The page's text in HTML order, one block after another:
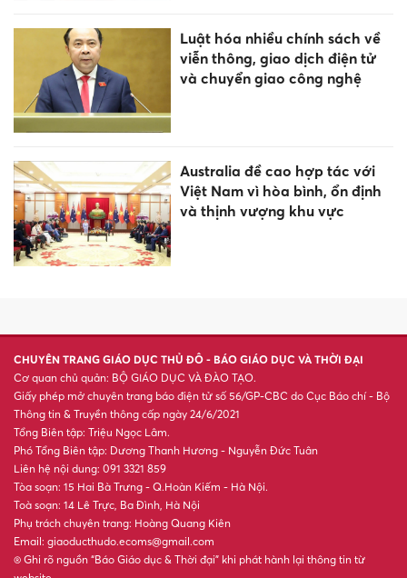
Luật hóa nhiều chính sách về
viễn thông, giao dịch điện tử
và chuyển giao công nghệ
Australia đề cao hợp tác với
Việt Nam vì hòa bình, ổn định
và thịnh vượng khu vực
CHUYÊN TRANG GIÁO DỤC THỦ ĐÔ - BÁO GIÁO DỤC VÀ THỜI ĐẠI
Cơ quan chủ quản: BỘ GIÁO DỤC VÀ ĐÀO TẠO.
Giấy phép mở chuyên trang báo điện tử số 56/GP-CBC do Cục Báo chí - Bộ
Thông tin & Truyền thông cấp ngày 24/6/2021
Tổng Biên tập: Triệu Ngọc Lâm.
Phó Tổng Biên tập: Dương Thanh Hương - Nguyễn Đức Tuân
Liên hệ nội dung: 091 3321 859
Tòa soạn: 15 Hai Bà Trưng - Q.Hoàn Kiếm - Hà Nội.
Toà soạn: 14 Lê Trực, Ba Đình, Hà Nội
Phụ trách chuyên trang: Hoàng Quang Kiên
Email: giaoducthudo.ecoms@gmail.com
® Ghi rõ nguồn “Báo Giáo dục & Thời đại” khi phát hành lại thông tin từ